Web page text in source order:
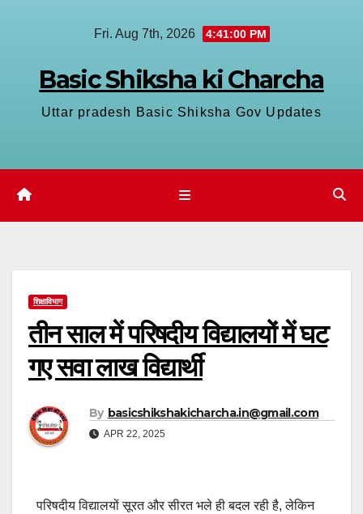
Fri. Aug 7th, 2026 4:41:00 PM
Basic Shiksha ki Charcha
Uttar pradesh Basic Shiksha Gov Updates
शिक्षाविभाग
तीन साल में परिषदीय विद्यालयों में घट
गए सवा लाख विद्यार्थी
By basicshikshakicharcha.in@gmail.com
APR 22, 2025
परिषदीय विद्यालयों सूरत और सीरत भले ही बदल रही है, लेकिन